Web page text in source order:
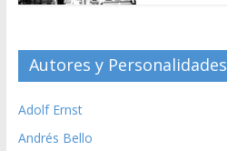
Autores y Personalidades
Adolf Ernst
Andrés Bello